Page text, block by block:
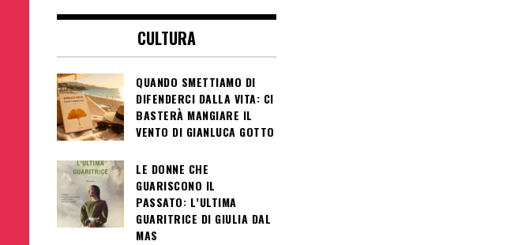
CULTURA
QUANDO SMETTIAMO DI
DIFENDERCI DALLA VITA: CI
BASTERÀ MANGIARE IL
VENTO DI GIANLUCA GOTTO
LE DONNE CHE
GUARISCONO IL
PASSATO: L’ULTIMA
GUARITRICE DI GIULIA DAL
MAS